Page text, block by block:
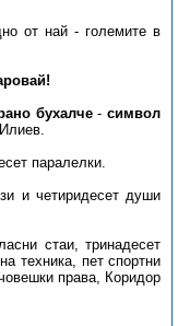
от най - големите в
бухалче-символ
паралелки.
и четиридесет души
стаи, тринадесет
техника, пет спортни
права, Коридор